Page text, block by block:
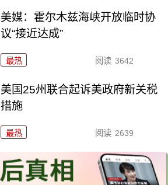
美媒：霍尔木兹海峡开放临时协
议“接近达成”
最热 阅读 3642
美国25州联合起诉美政府新关税
措施
最热 阅读 2639